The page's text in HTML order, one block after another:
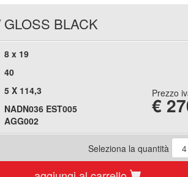
GLOSS BLACK
8 x 19
40
5 X 114,3
NADN036 EST005
AGG002
Prezzo
€
Seleziona la quantità